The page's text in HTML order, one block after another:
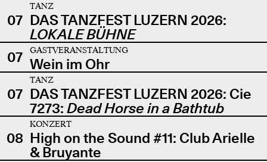
07
TANZ
DAS TANZFEST LUZERN 2026:
LOKALE BÜHNE
07
GASTVERANSTALTUNG
Wein im Ohr
07
TANZ
DAS TANZFEST LUZERN 2026: Cie
7273: Dead Horse in a Bathtub
08
KONZERT
High on the Sound #11: Club Arielle
& Bruyante